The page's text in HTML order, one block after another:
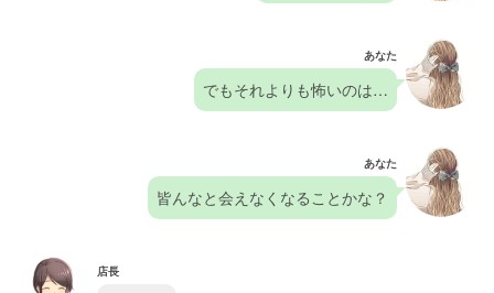
あなた
でもそれよりも怖いのは…
あなた
皆んなと会えなくなることかな？
店長